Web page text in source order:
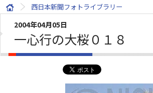
西日本新聞フォトライブラリー
2004年04月05日
一心行の大桜０１８